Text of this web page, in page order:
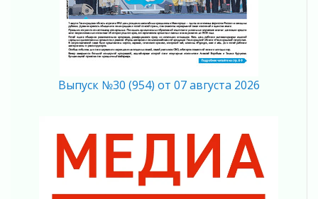
Ладога — не пруд
02 августа 2026
ПСК через Гослуслуги напомнит жителям
Ленинградской области о неоплаченных
02 августа 2026
02 августа 2026
Жителям Ленобласти напомнили, как
действовать при укусе клеща
02 августа 2026
Выпуск №30 (954) от 07 августа 2026